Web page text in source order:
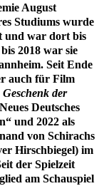
August
Studiums wurde
und war dort bis
2018 war sie
Seit Ende
auch für Film
der
Deutsches
und 2022 als
von Schirachs
Hirschbiegel) im
der Spielzeit
am Schauspiel